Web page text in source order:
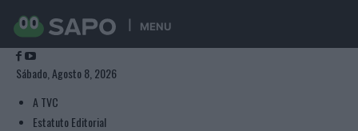
MENU
Sábado, Agosto 8, 2026
A TVC
Estatuto Editorial